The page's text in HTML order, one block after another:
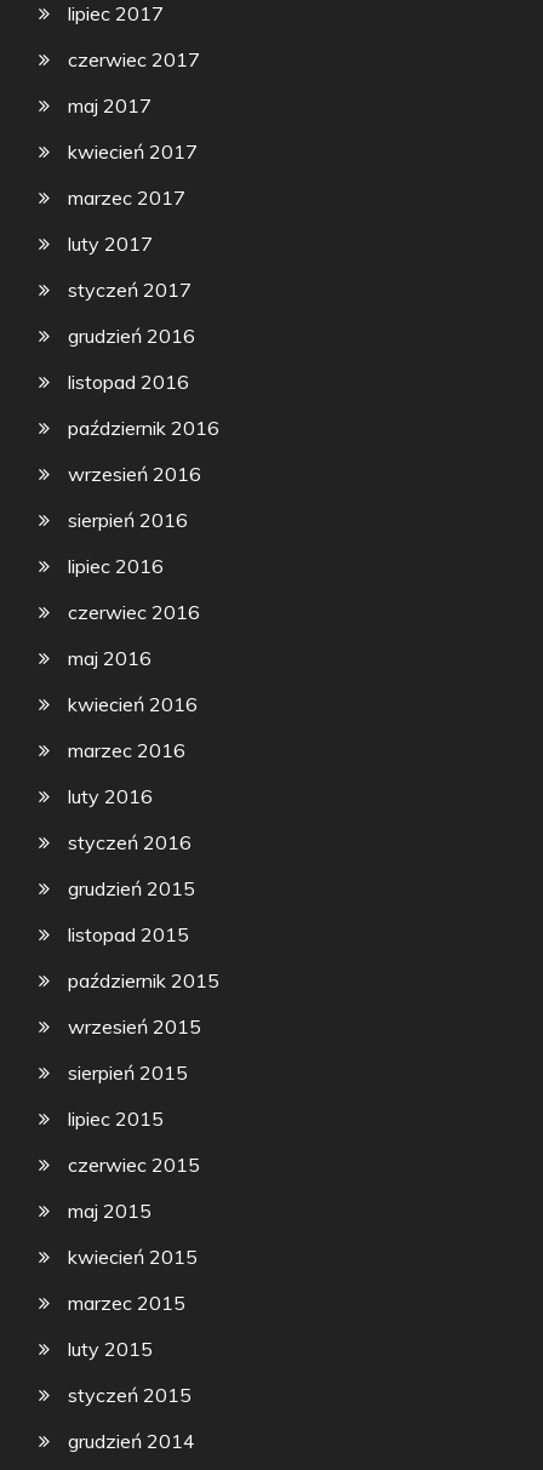
lipiec 2017
czerwiec 2017
maj 2017
kwiecień 2017
marzec 2017
luty 2017
styczeń 2017
grudzień 2016
listopad 2016
październik 2016
wrzesień 2016
sierpień 2016
lipiec 2016
czerwiec 2016
maj 2016
kwiecień 2016
marzec 2016
luty 2016
styczeń 2016
grudzień 2015
listopad 2015
październik 2015
wrzesień 2015
sierpień 2015
lipiec 2015
czerwiec 2015
maj 2015
kwiecień 2015
marzec 2015
luty 2015
styczeń 2015
grudzień 2014